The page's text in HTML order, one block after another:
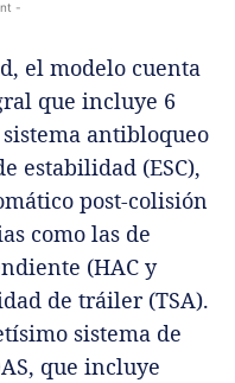
-
el modelo cuenta
que incluye 6
antibloqueo
estabilidad (ESC),
post-colisión
como las de
(HAC y
de tráiler (TSA).
sistema de
que incluye